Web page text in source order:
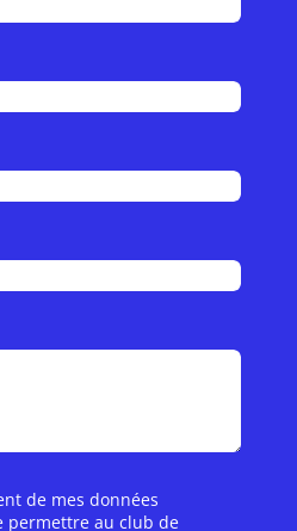
de mes données
permettre au club de